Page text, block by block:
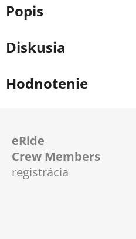
Popis
Diskusia
Hodnotenie
eRide
Crew Members
registrácia